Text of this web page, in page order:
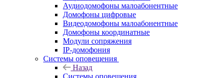
Аудиодомофоны малоабонентные
Домофоны цифровые
Видеодомофоны малоабонентные
Домофоны координатные
Модули сопряжения
IP-домофония
Системы оповещения
Назад
Системы оповещения